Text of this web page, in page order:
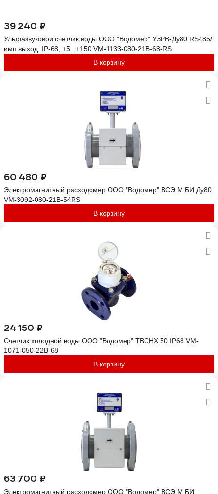
39 240 ₽
Ультразвуковой счетчик воды ООО "Водомер" УЗРВ-Ду80 RS485/
имп.выход, IP-68, +5...+150 VM-1133-080-21B-68-RS
В корзину
60 480 ₽
Электромагнитный расходомер ООО "Водомер" ВСЭ М БИ Ду80
VM-3092-080-21B-54RS
В корзину
24 150 ₽
Счетчик холодной воды ООО "Водомер" ТВСНХ 50 IP68 VM-
1071-050-22B-68
В корзину
63 700 ₽
Электромагнитный расходомер ООО "Водомер" ВСЭ М БИ